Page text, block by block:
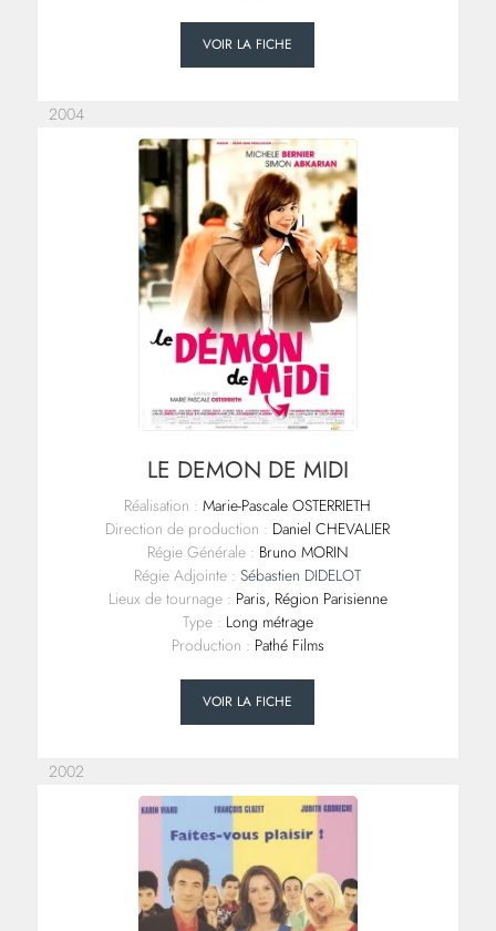
VOIR LA FICHE
2004
LE DEMON DE MIDI
Réalisation : Marie-Pascale OSTERRIETH
Direction de production : Daniel CHEVALIER
Régie Générale : Bruno MORIN
Régie Adjointe :Sébastien DIDELOT
Lieux de tournage : Paris, Région Parisienne
Type : Long métrage
Production : Pathé Films
VOIR LA FICHE
2002